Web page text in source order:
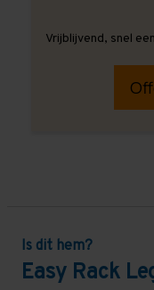
Vrijblijvend, snel
Is dit hem?
Easy Rack